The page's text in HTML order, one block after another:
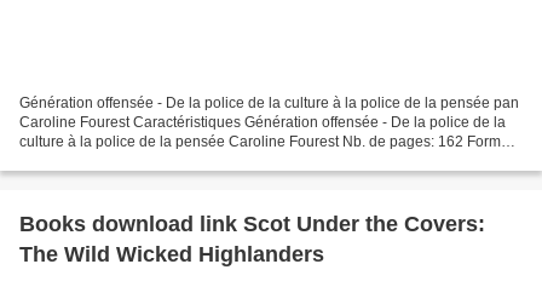
Génération offensée - De la police de la culture à la police de la pensée pan
Caroline Fourest Caractéristiques Génération offensée - De la police de la
culture à la police de la pensée Caroline Fourest Nb. de pages: 162 Format:
Books download link Scot Under the Covers:
The Wild Wicked Highlanders